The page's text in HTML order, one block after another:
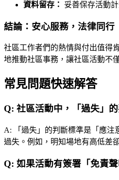
資料留存： 妥善保存活動
結論：安心服務，法律同行
社區工作者們的熱情與付出值得
地推動社區事務，讓社區活動不
常見問題快速解答
Q: 社區活動中，「過失」
A:
「過失」的判斷標準是「應
過失。例如，明知場地有高低差
Q: 如果活動有簽署「免責